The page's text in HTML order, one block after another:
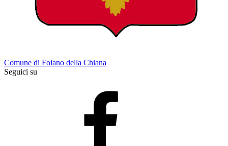
Comune di Foiano della Chiana
Seguici su